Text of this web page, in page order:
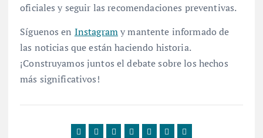
oficiales y seguir las recomendaciones preventivas.
Síguenos en Instagramy mantente informado de
las noticias que están haciendo historia.
¡Construyamos juntos el debate sobre los hechos
más significativos!